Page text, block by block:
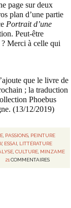
page sur deux
plan d’une partie
Portrait d’une
Peut-être
Merci à celle qui
que le livre de
; la traduction
Phoebus
(13/12/2019)
, PASSIONS, PEINTURE
, ESSAI LITTÉRATURE
,CULTURE MINZAME
21 COMMENTAIRES